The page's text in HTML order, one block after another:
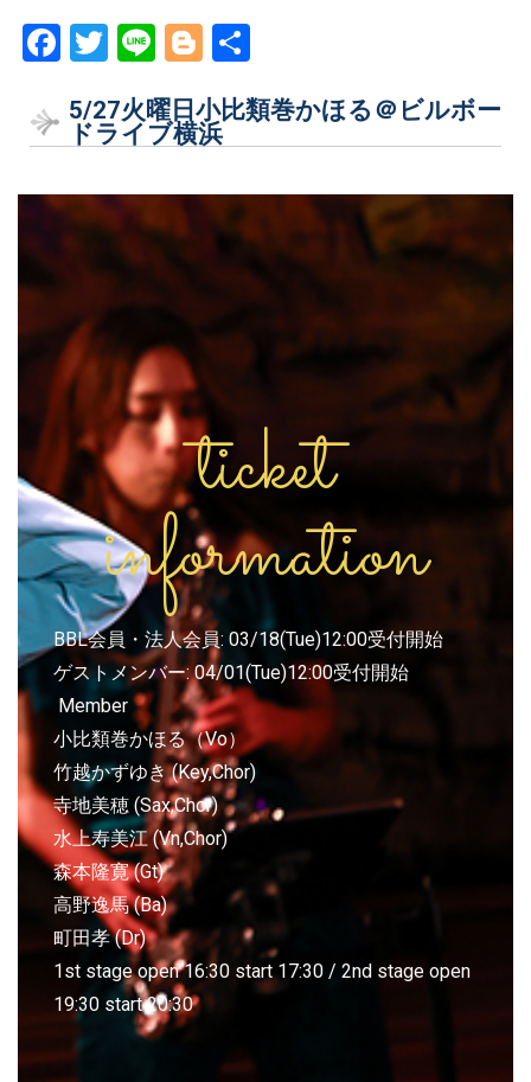
F
c
e
b
o
k
T
tt
er
Li
e
Bl
g
g
er
5/27火曜日小比類巻かほる＠ビルボー
ドライブ横浜
ticket
information
BBL会員・法人会員: 03/18(Tue)12:00受付開始
ゲストメンバー: 04/01(Tue)12:00受付開始
Member
小比類巻かほる（Vo）
竹越かずゆき (Key,Chor)
寺地美穂 (Sax,Chor)
水上寿美江 (Vn,Chor)
森本隆寛 (Gt)
高野逸馬 (Ba)
町田孝 (Dr)
1st stage open 16:30 start 17:30 / 2nd stage open
19:30 start 20:30